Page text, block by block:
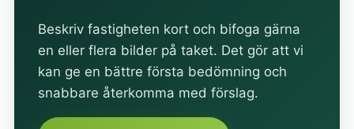
Beskriv fastigheten kort och bifoga gärna
en eller flera bilder på taket. Det gör att vi
kan ge en bättre första bedömning och
snabbare återkomma med förslag.